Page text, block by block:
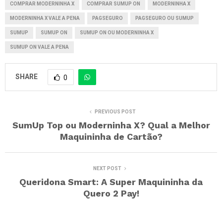
COMPRAR MODERNINHA X COMPRAR SUMUP ON MODERNINHA X
MODERNINHA X VALE A PENA PAGSEGURO PAGSEGURO OU SUMUP
SUMUP SUMUP ON SUMUP ON OU MODERNINHA X
SUMUP ON VALE A PENA
SHARE 0
PREVIOUS POST
SumUp Top ou Moderninha X? Qual a Melhor
Maquininha de Cartão?
NEXT POST
Queridona Smart: A Super Maquininha da
Quero 2 Pay!